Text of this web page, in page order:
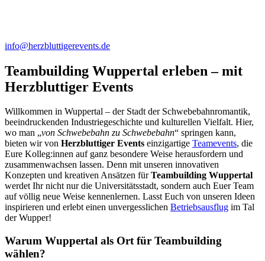
info@herzbluttigerevents.de
Teambuilding Wuppertal erleben – mit
Herzbluttiger Events
Willkommen in Wuppertal – der Stadt der Schwebebahnromantik,
beeindruckenden Industriegeschichte und kulturellen Vielfalt. Hier,
wo man „von Schwebebahn zu Schwebebahn“ springen kann,
bieten wir von Herzbluttiger Events einzigartige Teamevents, die
Eure Kolleg:innen auf ganz besondere Weise herausfordern und
zusammenwachsen lassen. Denn mit unseren innovativen
Konzepten und kreativen Ansätzen fürTeambuilding Wuppertal
werdet Ihr nicht nur die Universitätsstadt, sondern auch Euer Team
auf völlig neue Weise kennenlernen. Lasst Euch von unseren Ideen
inspirieren und erlebt einen unvergesslichen Betriebsausflug im Tal
der Wupper!
Warum Wuppertal als Ort für Teambuilding
wählen?